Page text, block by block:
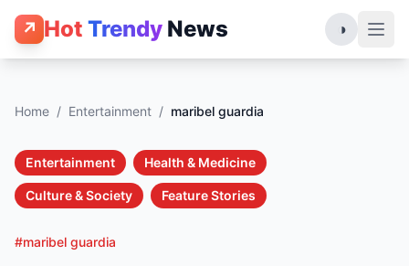
↗ Hot Trendy News ◑
Home / Entertainment / maribel guardia
Entertainment Health & Medicine
Culture & Society Feature Stories
#maribel guardia